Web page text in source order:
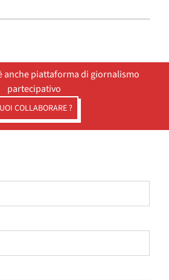
anche piattaforma di giornalismo
partecipativo
COLLABORARE ?